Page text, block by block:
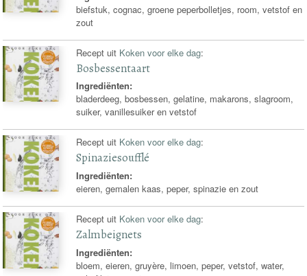
biefstuk, cognac, groene peperbolletjes, room, vetstof en
zout
Recept uit Koken voor elke dag:
Bosbessentaart
Ingrediënten:
bladerdeeg, bosbessen, gelatine, makarons, slagroom,
suiker, vanillesuiker en vetstof
Recept uit Koken voor elke dag:
Spinaziesoufflé
Ingrediënten:
eieren, gemalen kaas, peper, spinazie en zout
Recept uit Koken voor elke dag:
Zalmbeignets
Ingrediënten:
bloem, eieren, gruyère, limoen, peper, vetstof, water,